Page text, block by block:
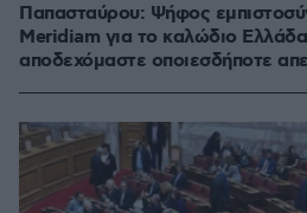
Παπασταύρου: Ψήφος
Meridiam για το καλώδιο
αποδεχόμαστε οποιεσδήποτε